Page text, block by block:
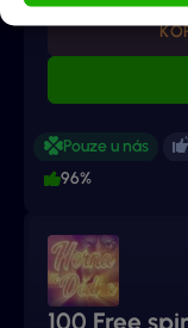
Pouze u nás
96%
100 Free